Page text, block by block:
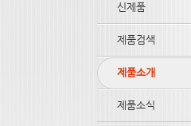
신제품
제품검색
제품소개
제품소식